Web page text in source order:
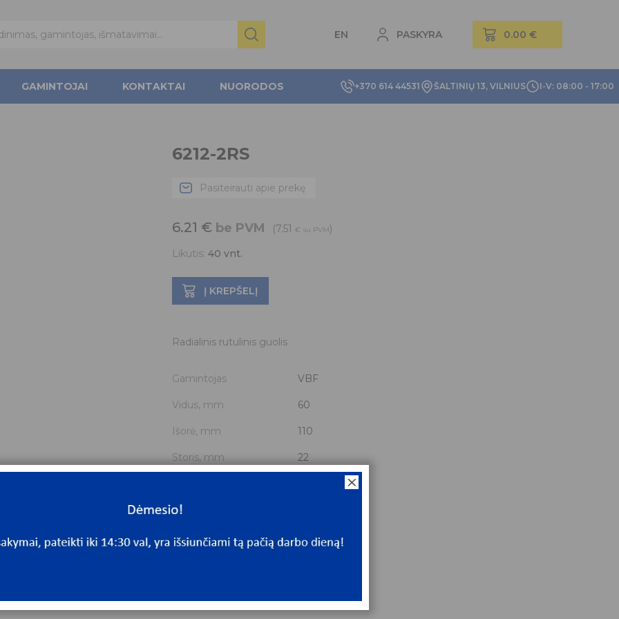
EN PASKYRA
+370 614 44531 ŠALTINIŲ 13, VILNIUS I-V: 08:00 - 17:00
GAMINTOJAI KONTAKTAI NUORODOS
6212-2RS
Pasiteirauti apie prekę
6.21 € be PVM (7.51 € su PVM)
Likutis: 40 vnt.
Į KREPŠELĮ
Radialinis rutulinis guolis
Gamintojas VBF
Vidus, mm 60
Išorė, mm 110
Storis, mm 22
Mato vnt.
Yra sandėlyje Taip